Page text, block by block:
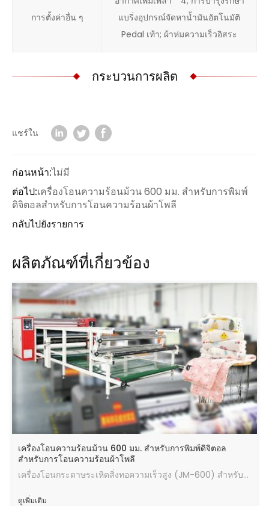
การตั้งค่าอื่น ๆ
แบริ่งอุปกรณ์จัดหาน้ำมันอัตโนมัติ
Pedal เท้า; ผ้าห่มความเร็วอิสระ
กระบวนการผลิต
แชร์ใน
ก่อนหน้า:ไม่มี
ต่อไป:เครื่องโอนความร้อนม้วน 600 มม. สำหรับการพิมพ์
ดิจิตอลสำหรับการโอนความร้อนผ้าโพลี
กลับไปยังรายการ
ผลิตภัณฑ์ที่เกี่ยวข้อง
เครื่องโอนความร้อนม้วน 600 มม. สำหรับการพิมพ์ดิจิตอล
สำหรับการโอนความร้อนผ้าโพลี
เครื่องโอนกระดาษระเหิดสิ่งทอความเร็วสูง (JM-600) สำหรับผ้าโพลีเอสเตอร์
ดูเพิ่มเติม